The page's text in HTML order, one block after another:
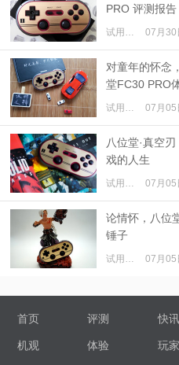
PRO 评测报告
试用体验 07月30
对童年的怀念
堂FC30 PRO
试用体验 07月05
八位堂·真空
戏的人生
试用体验 07月05
论情怀，八位
锤子
试用体验 07月05
首页 评测 快讯
机观 体验 玩